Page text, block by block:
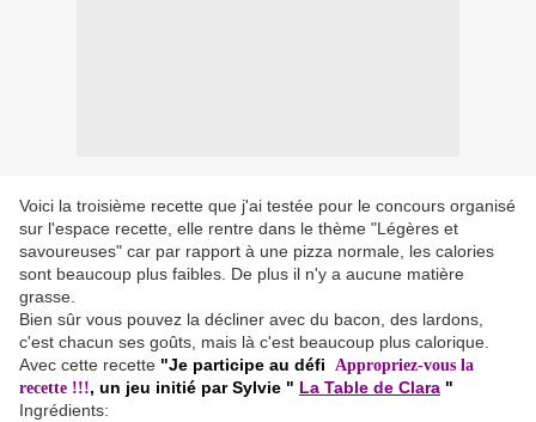
Voici la troisième recette que j'ai testée pour le concours organisé
sur l'espace recette, elle rentre dans le thème "Légères et
savoureuses" car par rapport à une pizza normale, les calories
sont beaucoup plus faibles. De plus il n'y a aucune matière
grasse.
Bien sûr vous pouvez la décliner avec du bacon, des lardons,
c'est chacun ses goûts, mais là c'est beaucoup plus calorique.
Avec cette recette "Je participe au défi Appropriez-vous la
recette !!!, un jeu initié par Sylvie " La Table de Clara "
Ingrédients: